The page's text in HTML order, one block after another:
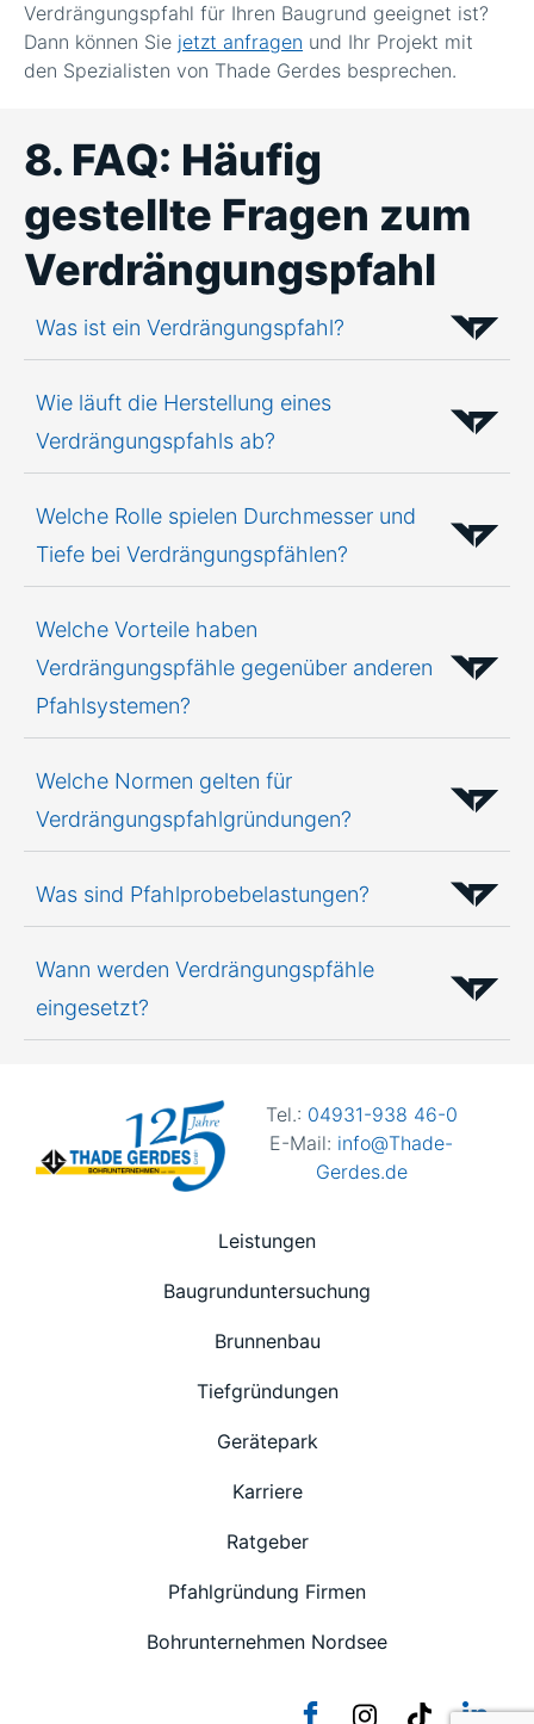
Verdrängungspfahl für Ihren Baugrund geeignet ist?
Dann können Sie jetzt anfragen und Ihr Projekt mit
den Spezialisten von Thade Gerdes besprechen.
8. FAQ: Häufig
gestellte Fragen zum
Verdrängungspfahl
Was ist ein Verdrängungspfahl?
Wie läuft die Herstellung eines
Verdrängungspfahls ab?
Welche Rolle spielen Durchmesser und
Tiefe bei Verdrängungspfählen?
Welche Vorteile haben
Verdrängungspfähle gegenüber anderen
Pfahlsystemen?
Welche Normen gelten für
Verdrängungspfahlgründungen?
Was sind Pfahlprobebelastungen?
Wann werden Verdrängungspfähle
eingesetzt?
Tel.: 04931-938 46-0
E-Mail: info@Thade-
Gerdes.de
Leistungen
Baugrunduntersuchung
Brunnenbau
Tiefgründungen
Gerätepark
Karriere
Ratgeber
Pfahlgründung Firmen
Bohrunternehmen Nordsee